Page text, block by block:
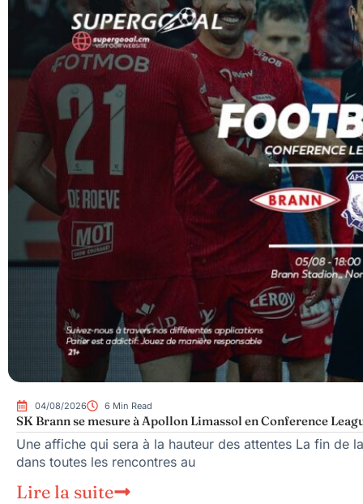
04/08/2026 6 Min Read
SK Brann se mesure à Apollon Limassol en Conference
Une affiche qui sera à la hauteur des attentes La fin de
dans toutes les rencontres au
Lire la suite